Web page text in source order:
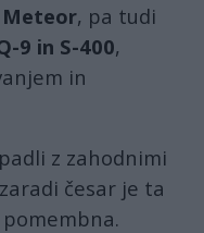
Meteor, pa tudi
9 in S-400,
in
z zahodnimi
česar je ta